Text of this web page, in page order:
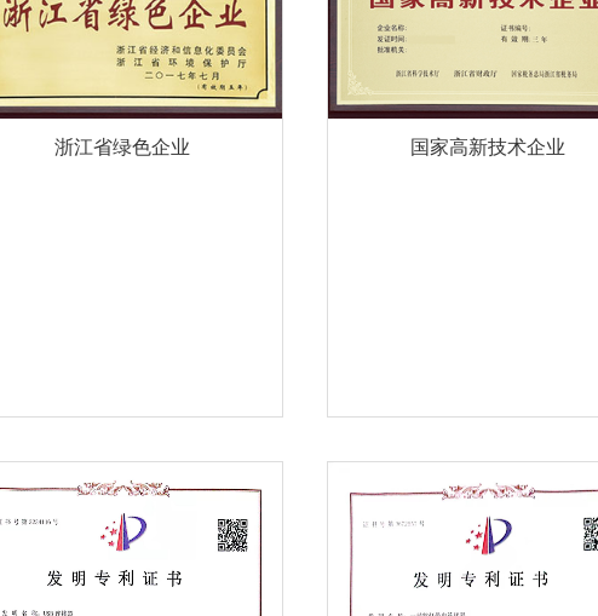
浙江省绿色企业 国家高新技术企业